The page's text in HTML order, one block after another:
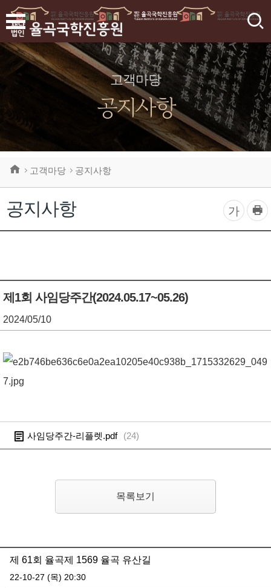
검
고객마당
공지사항
공지사항
고객마당 공지사항
글
자
기
가
프
린
트
제1회 사임당주간(2024.05.17~05.26)
2024/05/10
사임당주간-리플렛.pdf (24)
목록보기
제 61회 율곡제 1569 율곡 유산길
22-10-27 (목) 20:30